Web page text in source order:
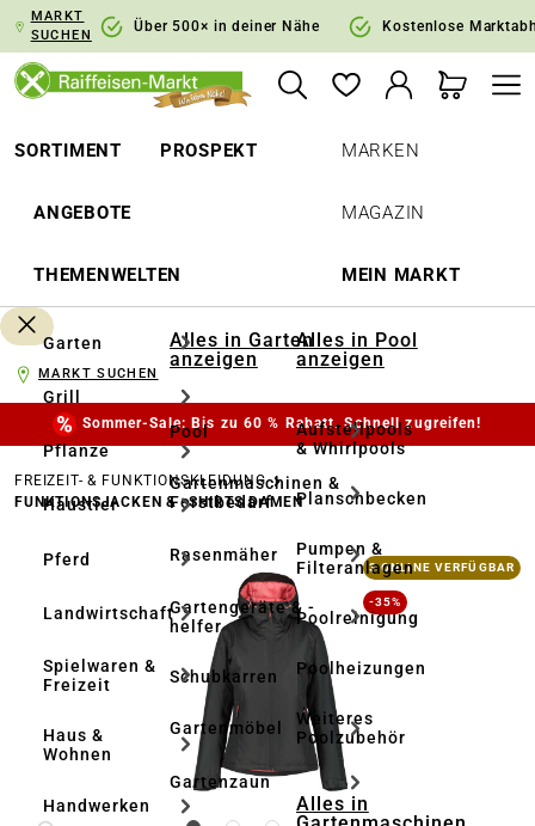
Zur Hauptnavigation springen
MARKT
SUCHEN
Über 500× in deiner Nähe Kostenlose
SORTIMENT PROSPEKT
ANGEBOTE
THEMENWELTEN
MARKEN
MAGAZIN
MEIN MARKT
Garten
Grill
Pflanze
Haustier
Pferd
Landwirtschaft
Spielwaren &
Freizeit
Haus &
Wohnen
Handwerken
Alles in Garten
anzeigen
Pool
Gartenmaschinen &
Forstbedarf
Rasenmäher
Gartengeräte & -
helfer
Schubkarren
Gartenmöbel
Gartenzaun
Alles in Pool
anzeigen
Aufstellpools
& Whirlpools
Planschbecken
Pumpen &
Filteranlagen
Poolreinigung
Poolheizungen
Weiteres
Poolzubehör
Alles in
MARKT SUCHEN
Sommer-Sale: Bis zu 60 % Rabatt. Schnell zugreifen!
FREIZEIT- & FUNKTIONSKLEIDUNG
FUNKTIONSJACKEN & -SHIRTS DAMEN
Bildergalerie überspringen 3 ONLINE VERFÜGBAR
-35%